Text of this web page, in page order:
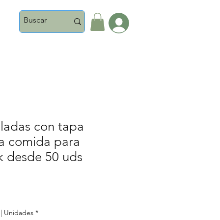
con tapa
comida para
desde 50 uds
Unidades *